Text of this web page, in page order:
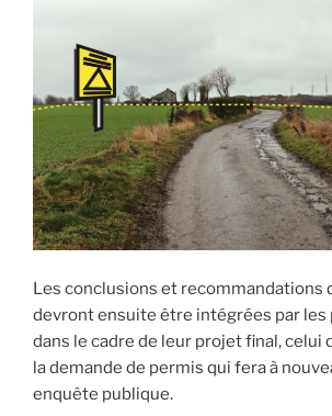
Les conclusions et recommandations
devront ensuite être intégrées par
dans le cadre de leur projet final, celui
la demande de permis qui fera à
enquête publique.